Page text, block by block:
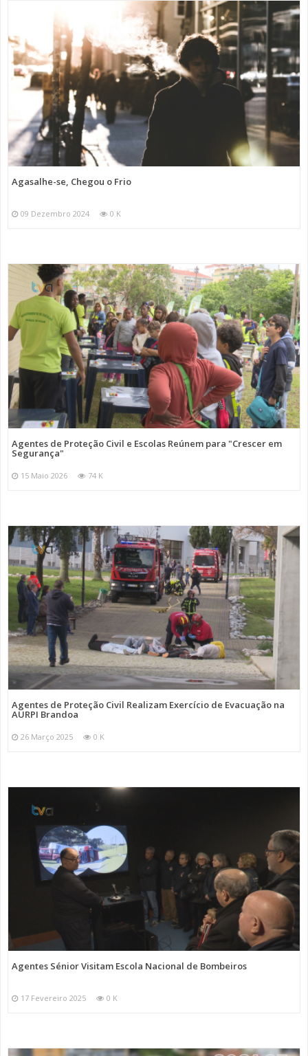
Agasalhe-se, Chegou o Frio
09 Dezembro 2024 0 K
Agentes de Proteção Civil e Escolas Reúnem para "Crescer em
Segurança"
15 Maio 2026 74 K
Agentes de Proteção Civil Realizam Exercício de Evacuação na
AURPI Brandoa
26 Março 2025 0 K
Agentes Sénior Visitam Escola Nacional de Bombeiros
17 Fevereiro 2025 0 K